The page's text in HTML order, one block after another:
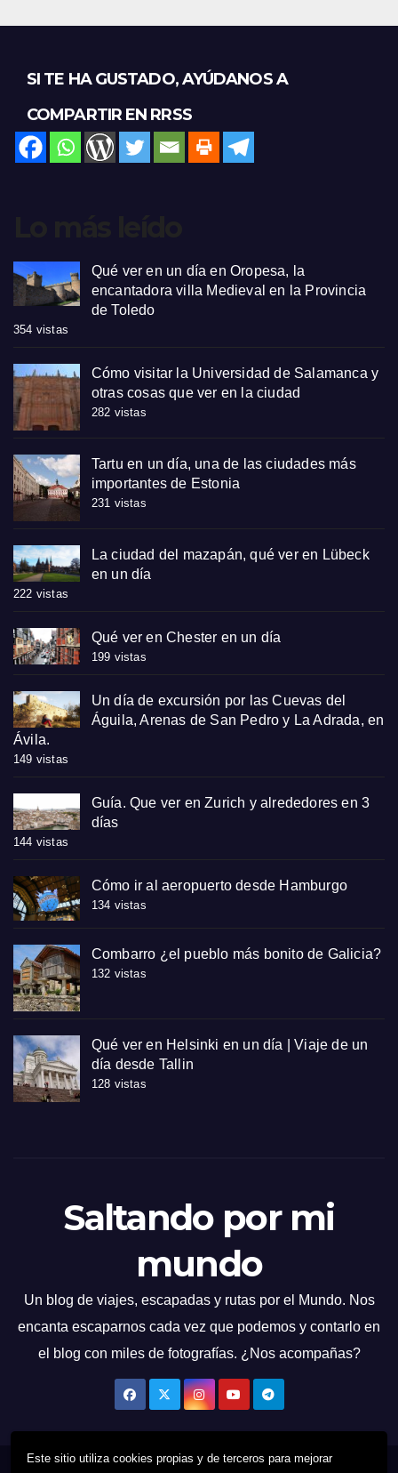
Este sitio utiliza cookies propias y de terceros para mejorar
SI TE HA GUSTADO, AYÚDANOS A
COMPARTIR EN RRSS
Qué ver en un día en Oropesa, la
encantadora villa Medieval en la Provincia
de Toledo
354 vistas
Cómo visitar la Universidad de Salamanca y
otras cosas que ver en la ciudad
282 vistas
Tartu en un día, una de las ciudades más
importantes de Estonia
231 vistas
La ciudad del mazapán, qué ver en Lübeck
en un día
222 vistas
Qué ver en Chester en un día
199 vistas
Un día de excursión por las Cuevas del
Águila, Arenas de San Pedro y La Adrada, en
Ávila.
149 vistas
Guía. Que ver en Zurich y alrededores en 3
días
144 vistas
Cómo ir al aeropuerto desde Hamburgo
134 vistas
Combarro ¿el pueblo más bonito de Galicia?
132 vistas
Qué ver en Helsinki en un día | Viaje de un
día desde Tallin
128 vistas
Saltando por mi
mundo
Un blog de viajes, escapadas y rutas por el Mundo. Nos
encanta escaparnos cada vez que podemos y contarlo en
el blog con miles de fotografías. ¿Nos acompañas?